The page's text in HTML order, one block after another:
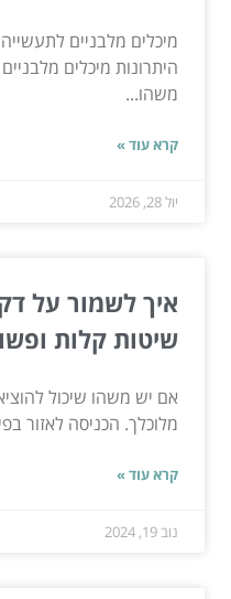
מיכלים מלבניים
היתרונות מיכלים
משהו...
קרא עוד »
יול 28, 2026
איך לשמור על
שיטות קלות
אם יש משהו שיכול
מלוכלך. הכניסה לאזור
קרא עוד »
נוב 19, 2024